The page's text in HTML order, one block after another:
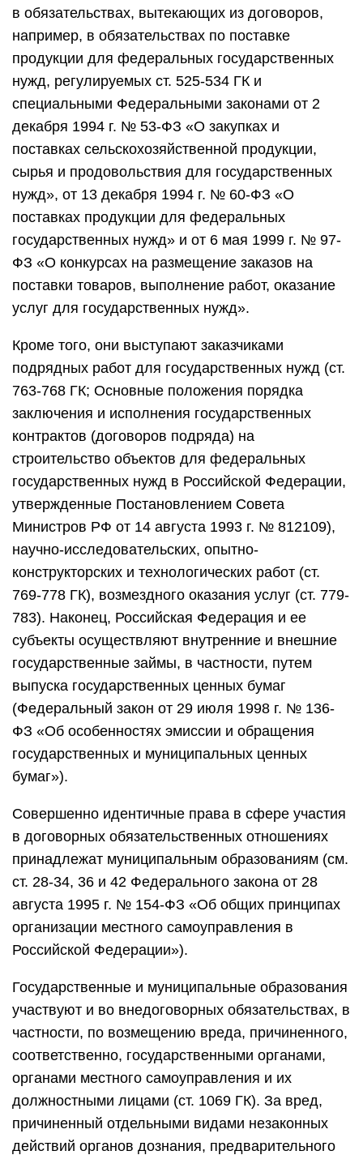
в обязательствах, вытекающих из договоров,
например, в обязательствах по поставке
продукции для федеральных государственных
нужд, регулируемых ст. 525-534 ГК и
специальными Федеральными законами от 2
декабря 1994 г. № 53-ФЗ «О закупках и
поставках сельскохозяйственной продукции,
сырья и продовольствия для государственных
нужд», от 13 декабря 1994 г. № 60-ФЗ «О
поставках продукции для федеральных
государственных нужд» и от 6 мая 1999 г. № 97-
ФЗ «О конкурсах на размещение заказов на
поставки товаров, выполнение работ, оказание
услуг для государственных нужд».
Кроме того, они выступают заказчиками
подрядных работ для государственных нужд (ст.
763-768 ГК; Основные положения порядка
заключения и исполнения государственных
контрактов (договоров подряда) на
строительство объектов для федеральных
государственных нужд в Российской Федерации,
утвержденные Постановлением Совета
Министров РФ от 14 августа 1993 г. № 812109),
научно-исследовательских, опытно-
конструкторских и технологических работ (ст.
769-778 ГК), возмездного оказания услуг (ст. 779-
783). Наконец, Российская Федерация и ее
субъекты осуществляют внутренние и внешние
государственные займы, в частности, путем
выпуска государственных ценных бумаг
(Федеральный закон от 29 июля 1998 г. № 136-
ФЗ «Об особенностях эмиссии и обращения
государственных и муниципальных ценных
бумаг»).
Совершенно идентичные права в сфере участия
в договорных обязательственных отношениях
принадлежат муниципальным образованиям (см.
ст. 28-34, 36 и 42 Федерального закона от 28
августа 1995 г. № 154-ФЗ «Об общих принципах
организации местного самоуправления в
Российской Федерации»).
Государственные и муниципальные образования
участвуют и во внедоговорных обязательствах, в
частности, по возмещению вреда, причиненного,
соответственно, государственными органами,
органами местного самоуправления и их
должностными лицами (ст. 1069 ГК). За вред,
причиненный отдельными видами незаконных
действий органов дознания, предварительного